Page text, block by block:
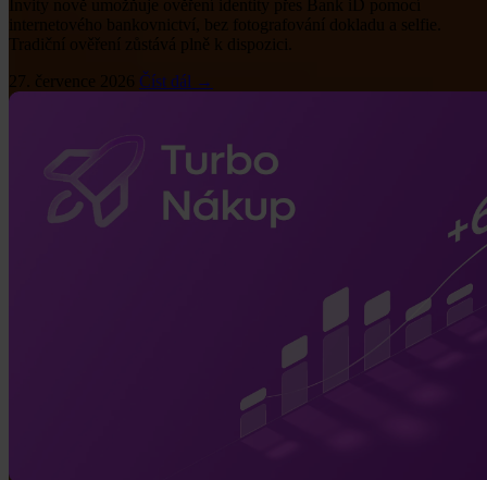
Invity nově umožňuje ověření identity přes Bank iD pomocí
internetového bankovnictví, bez fotografování dokladu a selfie.
Tradiční ověření zůstává plně k dispozici.
Číst dál →